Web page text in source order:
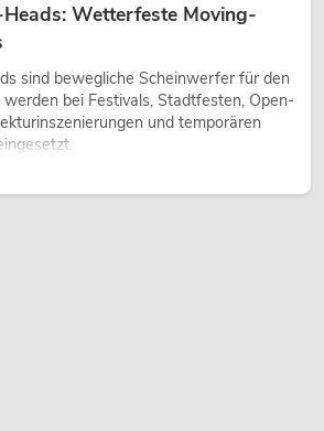
Wetterfeste Moving-
sind bewegliche Scheinwerfer für den
werden bei Festivals, Stadtfesten, Open-
und temporären